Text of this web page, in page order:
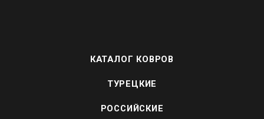
КАТАЛОГ КОВРОВ
ТУРЕЦКИЕ
РОССИЙСКИЕ